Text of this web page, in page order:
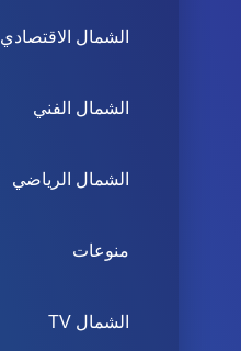
الشمال الاقتصادي
الشمال الفني
الشمال الرياضي
منوعات
الشمال TV